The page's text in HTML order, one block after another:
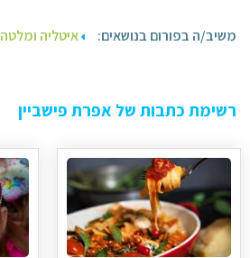
משיב/ה בפורום בנושאים: איטליה ומלטה
רשימת כתבות של אפרת פישביין